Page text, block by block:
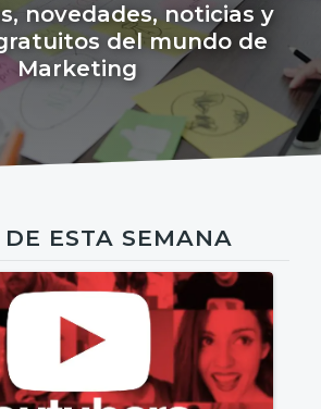
novedades, noticias y
del mundo de
Marketing
ESTA SEMANA